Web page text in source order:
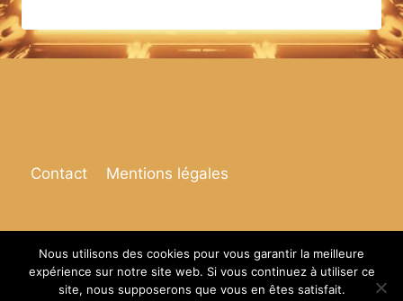
Contact Mentions légales
© 2026 Espace de vie
Nous utilisons des cookies pour vous garantir la meilleure
expérience sur notre site web. Si vous continuez à utiliser ce
site, nous supposerons que vous en êtes satisfait.